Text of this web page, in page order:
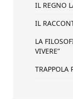
IL REGNO
IL
LA
VIVERE”
TRAPPOLA